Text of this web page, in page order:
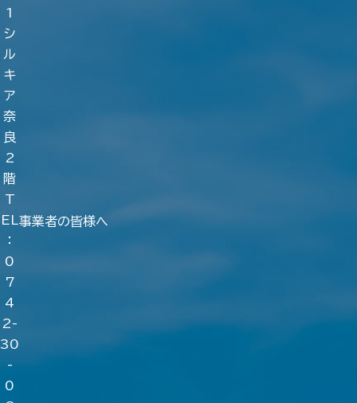
1
シ
ル
キ
ア
奈
良
2
階
T
EL
：
0
7
4
2-
30
-
0
事業者の皆様へ